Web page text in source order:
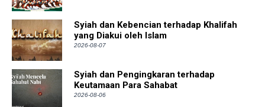
Syiah dan Kebencian terhadap Khalifah
yang Diakui oleh Islam
2026-08-07
Syiah dan Pengingkaran terhadap
Keutamaan Para Sahabat
2026-08-06